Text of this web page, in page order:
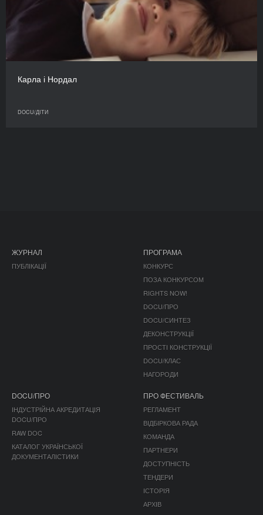
Карла і Нордал
DOCU/ДІТИ
ЖУРНАЛ
ПУБЛІКАЦІЇ
ПРОГРАМА
КОНКУРС
ПОЗА КОНКУРСОМ
RIGHTS NOW!
DOCU/ПРО
DOCU/СИНТЕЗ
ДЕКОНСТРУКЦІЇ
ПРОСТІ КОНСТРУКЦІЇ
DOCU/КЛАС
НАГОРОДИ
DOCU/ПРО
ІНДУСТРІЙНА АКРЕДИТАЦІЯ
DOCU/ПРО
RAW DOC
КАТАЛОГ УКРАЇНСЬКОЇ
ДОКУМЕНТАЛІСТИКИ
ПРО ФЕСТИВАЛЬ
РЕГЛАМЕНТ
ВІДБІРКОВА РАДА
КОМАНДА
ПАРТНЕРИ
ДОСТУПНІСТЬ
ТЕНДЕРИ
ІСТОРІЯ
АРХІВ